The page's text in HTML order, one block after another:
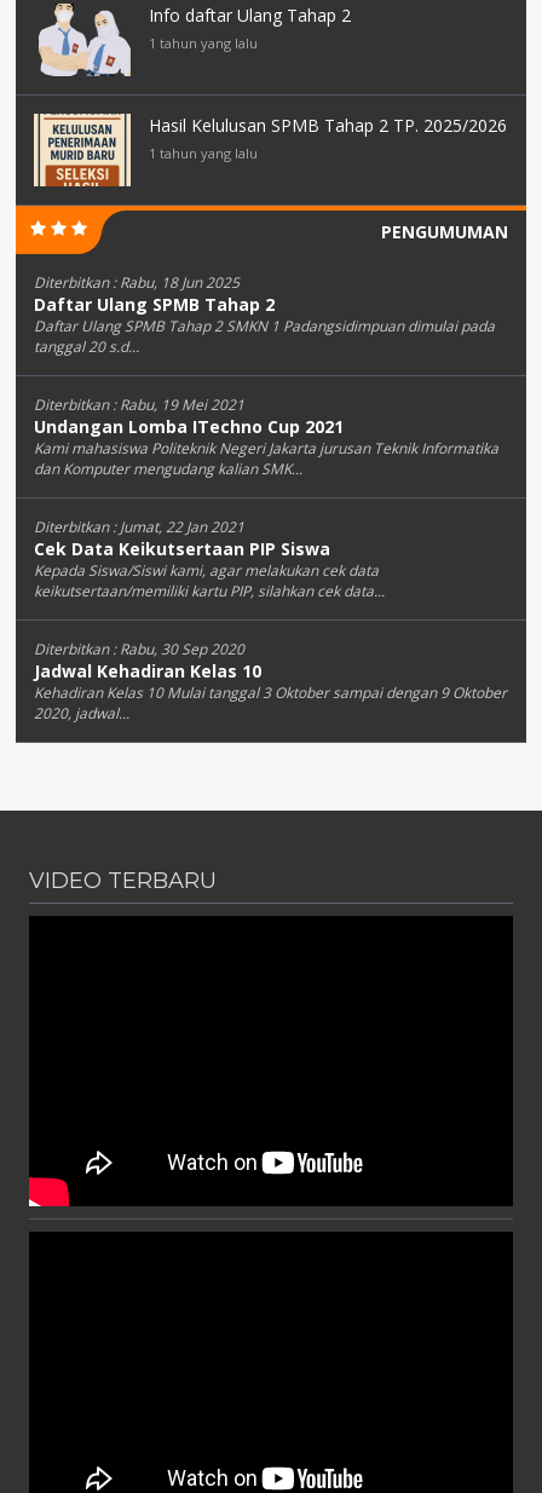
Info daftar Ulang Tahap 2
1 tahun yang lalu
Hasil Kelulusan SPMB Tahap 2 TP. 2025/2026
1 tahun yang lalu
PENGUMUMAN
Diterbitkan :Rabu, 18 Jun 2025
Daftar Ulang SPMB Tahap 2
Daftar Ulang SPMB Tahap 2 SMKN 1 Padangsidimpuan dimulai pada
tanggal 20 s.d...
Diterbitkan :Rabu, 19 Mei 2021
Undangan Lomba ITechno Cup 2021
Kami mahasiswa Politeknik Negeri Jakarta jurusan Teknik Informatika
dan Komputer mengudang kalian SMK...
Diterbitkan :Jumat, 22 Jan 2021
Cek Data Keikutsertaan PIP Siswa
Kepada Siswa/Siswi kami, agar melakukan cek data
keikutsertaan/memiliki kartu PIP, silahkan cek data...
Diterbitkan :Rabu, 30 Sep 2020
Jadwal Kehadiran Kelas 10
Kehadiran Kelas 10 Mulai tanggal 3 Oktober sampai dengan 9 Oktober
2020, jadwal...
VIDEO TERBARU